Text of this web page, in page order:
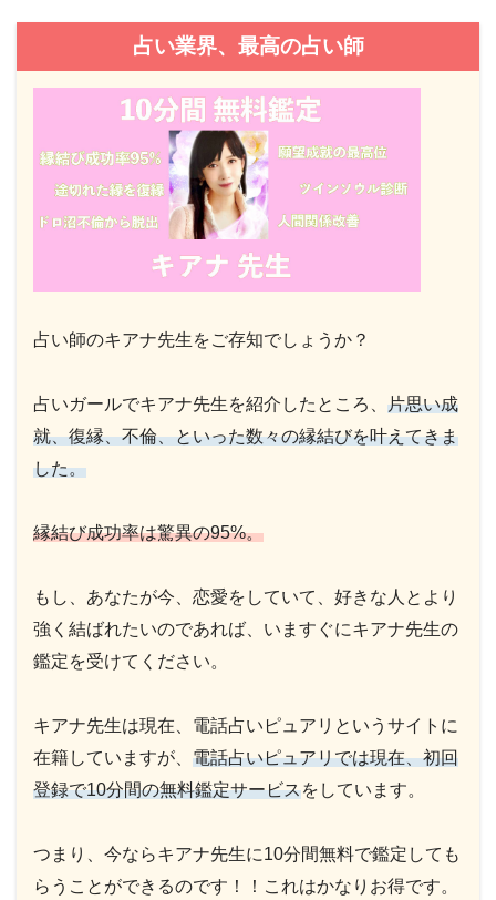
占い業界、最高の占い師
占い師のキアナ先生をご存知でしょうか？
占いガールでキアナ先生を紹介したところ、 片思い成
就、復縁、不倫、といった数々の縁結びを叶えてきま
した。
縁結び成功率は驚異の95%。
もし、あなたが今、恋愛をしていて、好きな人とより
強く結ばれたいのであれば、いますぐにキアナ先生の
鑑定を受けてください。
キアナ先生は現在、電話占いピュアリというサイトに
在籍していますが、 電話占いピュアリでは現在、初回
登録で10分間の無料鑑定サービスをしています。
つまり、今ならキアナ先生に10分間無料で鑑定しても
らうことができるのです！！これはかなりお得です。